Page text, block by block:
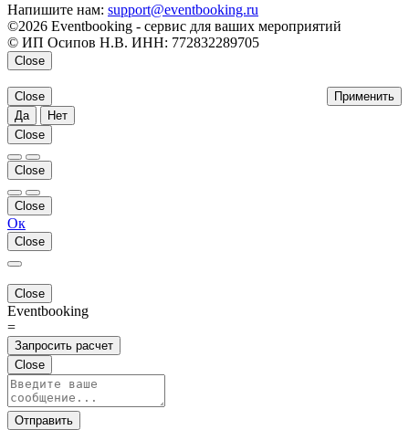
Напишите нам: support@eventbooking.ru
©2026 Eventbooking - сервис для ваших мероприятий
© ИП Осипов Н.В. ИНН: 772832289705
Close
Применить
Close
Да
Нет
Close
Close
Close
Ок
Close
Close
Eventbooking
=
Запросить расчет
Close
Отправить